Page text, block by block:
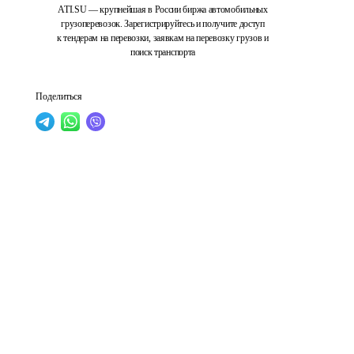
ATI.SU — крупнейшая в России биржа автомобильных
грузоперевозок. Зарегистрируйтесь и получите доступ
к тендерам на перевозки, заявкам на перевозку грузов и
поиск транспорта
Поделиться